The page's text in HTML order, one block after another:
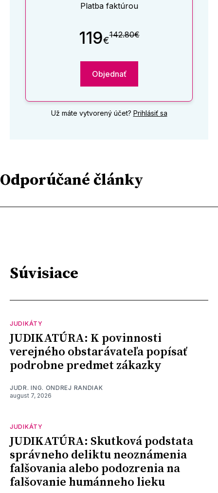
Platba faktúrou
119€142.80€
Objednať
Už máte vytvorený účet? Prihlásiť sa
Odporúčané články
Súvisiace
JUDIKÁTY
JUDIKATÚRA: K povinnosti
verejného obstarávateľa popísať
podrobne predmet zákazky
JUDR. ING. ONDREJ RANDIAK
august 7, 2026
JUDIKÁTY
JUDIKATÚRA: Skutková podstata
správneho deliktu neoznámenia
falšovania alebo podozrenia na
falšovanie humánneho lieku